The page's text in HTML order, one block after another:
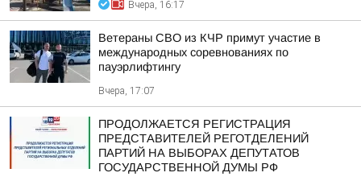
Вчера, 16:17
Ветераны СВО из КЧР примут участие в
международных соревнованиях по
пауэрлифтингу
Вчера, 17:07
ПРОДОЛЖАЕТСЯ РЕГИСТРАЦИЯ
ПРЕДСТАВИТЕЛЕЙ РЕГОТДЕЛЕНИЙ
ПАРТИЙ НА ВЫБОРАХ ДЕПУТАТОВ
ГОСУДАРСТВЕННОЙ ДУМЫ РФ